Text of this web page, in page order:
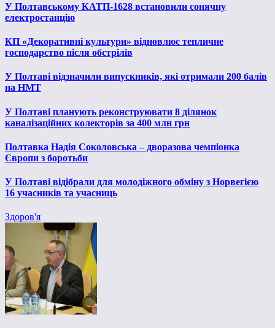
У Полтавському КАТП-1628 встановили сонячну
електростанцію
КП «Декоративні культури» відновлює тепличне
господарство після обстрілів
У Полтаві відзначили випускників, які отримали 200 балів
на НМТ
У Полтаві планують реконструювати 8 ділянок
каналізаційних колекторів за 400 млн грн
Полтавка Надія Соколовська – дворазова чемпіонка
Європи з боротьби
У Полтаві відібрали для молодіжного обміну з Норвегією
16 учасників та учасниць
Здоров'я